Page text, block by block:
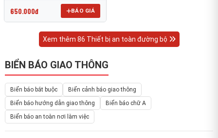
650.000đ BÁO GIÁ
Xem thêm 86 Thiết bị an toàn đường bộ
BIỂN BÁO GIAO THÔNG
Biển báo bắt buộc
Biển cảnh báo giao thông
Biển báo hướng dẫn giao thông
Biển báo chữ A
Biển báo an toàn nơi làm việc